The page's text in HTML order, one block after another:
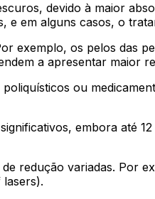
devido à maior
em alguns casos, o
exemplo, os pelos das
a apresentar maior
ou
embora até
redução variadas. Por